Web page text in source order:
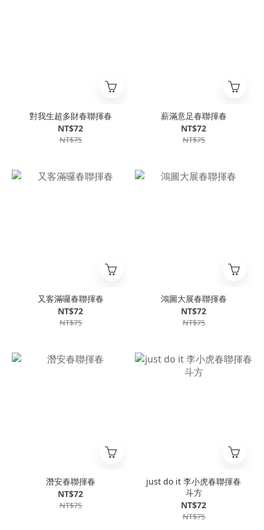
對我生超多財春聯揮春
NT$72
NT$75
薪滿意足春聯揮春
NT$72
NT$75
又客滿囉春聯揮春
NT$72
NT$75
鴻圖大展春聯揮春
NT$72
NT$75
潛安春聯揮春
NT$72
NT$75
just do it 李小虎春聯揮春
斗方
NT$72
NT$75